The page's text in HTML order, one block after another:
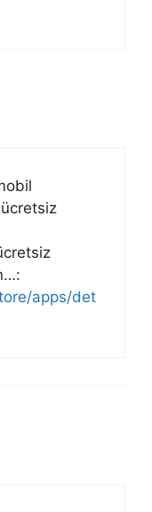
apps/det